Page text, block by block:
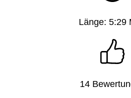
Länge: 5:29
14